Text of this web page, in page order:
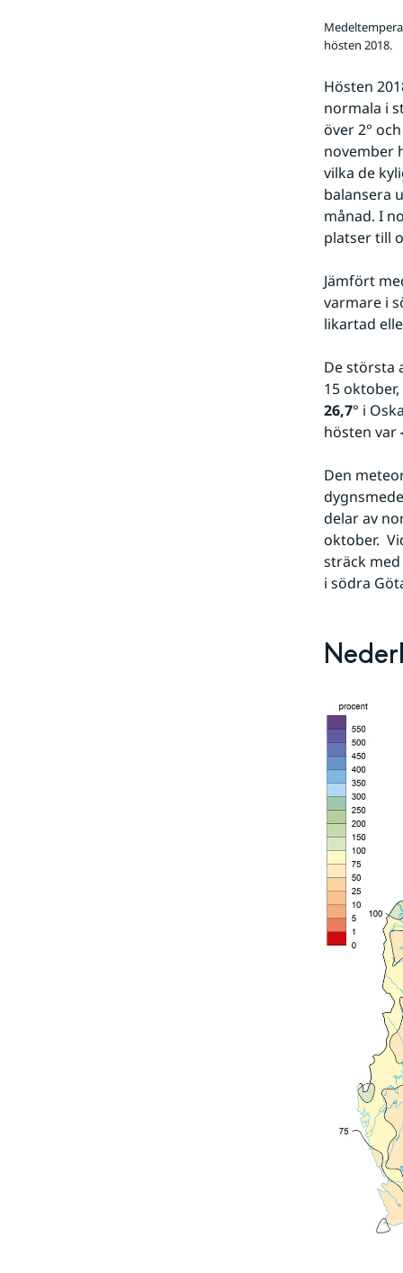
hösten 2018.
Hösten
normala i
över 2°
november
vilka de
balansera
månad. I
platser till
Jämfört
varmare i
likartad
De största
26,7° i
hösten var
Den
delar av
oktober.
sträck
i södra